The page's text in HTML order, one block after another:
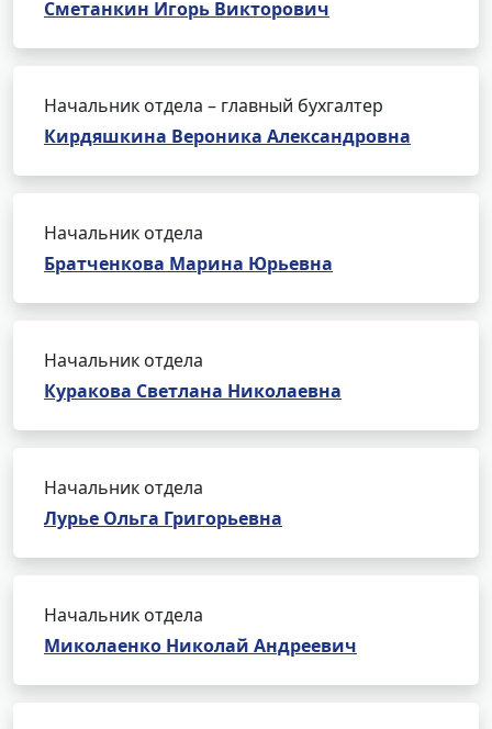
Сметанкин Игорь Викторович
Начальник отдела – главный бухгалтер
Кирдяшкина Вероника Александровна
Начальник отдела
Братченкова Марина Юрьевна
Начальник отдела
Куракова Светлана Николаевна
Начальник отдела
Лурье Ольга Григорьевна
Начальник отдела
Миколаенко Николай Андреевич